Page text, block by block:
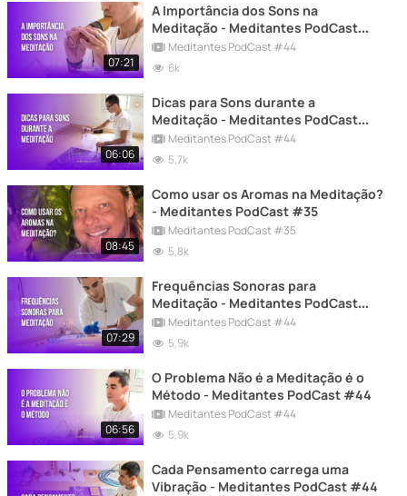
07:21
A Importância dos Sons na
Meditação - Meditantes PodCast
#44Meditantes PodCast #44
6k
06:06
Dicas para Sons durante a
Meditação - Meditantes PodCast
#44Meditantes PodCast #44
5,7k
08:45
Como usar os Aromas na Meditação?
- Meditantes PodCast #35
Meditantes PodCast #35
5,8k
07:29
Frequências Sonoras para
Meditação - Meditantes PodCast
#44Meditantes PodCast #44
5,9k
06:56
O Problema Não é a Meditação é o
Método - Meditantes PodCast #44
Meditantes PodCast #44
5,9k
Cada Pensamento carrega uma
Vibração - Meditantes PodCast #44